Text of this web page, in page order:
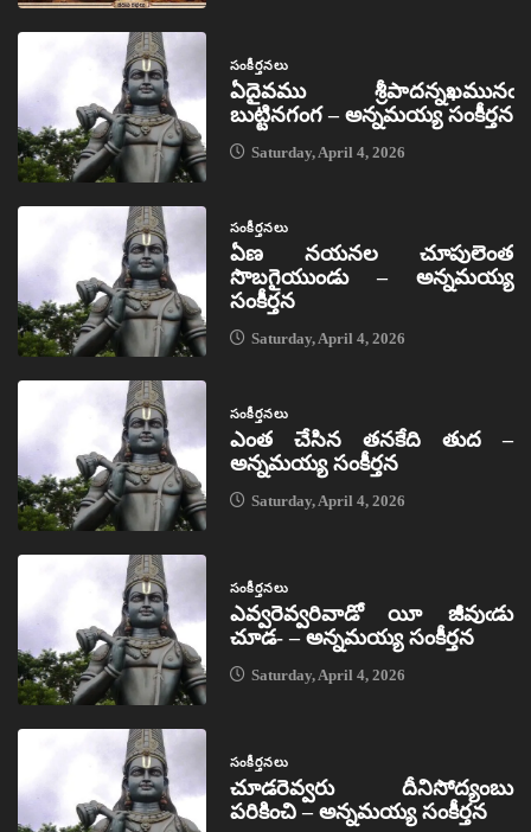
సంకీర్తనలు
ఏదైవము శ్రీపాదన్నఖమునఁ
బుట్టినగంగ – అన్నమయ్య సంకీర్తన
Saturday, April 4, 2026
సంకీర్తనలు
ఏణ నయనల చూపులెంత
సొబగైయుండు – అన్నమయ్య
సంకీర్తన
Saturday, April 4, 2026
సంకీర్తనలు
ఎంత చేసిన తనకేది తుద –
అన్నమయ్య సంకీర్తన
Saturday, April 4, 2026
సంకీర్తనలు
ఎవ్వరెవ్వరివాడో యీ జీవుఁడు
చూడ- – అన్నమయ్య సంకీర్తన
Saturday, April 4, 2026
సంకీర్తనలు
చూడరెవ్వరు దీనిసోద్యంబు
పరికించి – అన్నమయ్య సంకీర్తన